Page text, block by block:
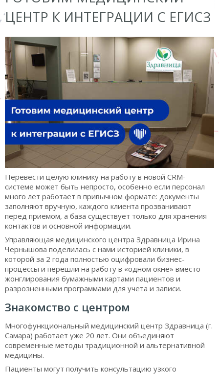
ЦЕНТР К ИНТЕГРАЦИИ С ЕГИСЗ
Перевести целую клинику на работу в новой CRM-
системе может быть непросто, особенно если персонал
много лет работает в привычном формате: документы
заполняют вручную, каждого клиента прозванивают
перед приемом, а база существует только для хранения
контактов и основной информации.
Управляющая медицинского центра Здравница Ирина
Чернышова поделилась с нами историей клиники, в
которой за 2 года полностью оцифровали бизнес-
процессы и перешли на работу в «одном окне» вместо
жонглирования бумажными картами пациентов и
разрозненными программами для учета и записи.
Знакомство с центром
Многофункциональный медицинский центр Здравница (г.
Самара) работает уже 20 лет. Они объединяют
современные методы традиционной и альтернативной
медицины.
Пациенты могут получить консультацию узкого